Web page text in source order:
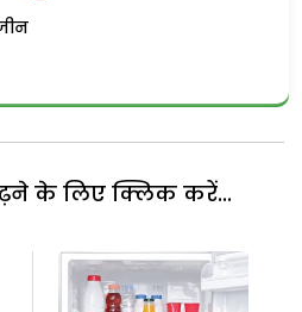
के लिए क्लिक करें...